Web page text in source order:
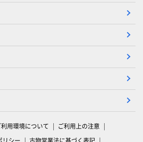
利用環境について
ご利用上の注意
リシー
古物営業法に基づく表記